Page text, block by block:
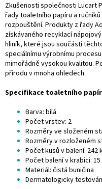
Zkušenosti společnosti Lucart
řady toaletního papíru a
rozpouštění. Produkty z řady
získávaného recyklací
hliník, které jsou součástí
speciálnímu výrobnímu
mimořádně vysokou kvalitou.
přírodu v mnoha ohledech.
Specifikace toaletního
Barva: bílá
Počet vrstev: 2
Rozměry ve složeném
Rozměry v rozloženém
Počet kusů v balení: 242
Počet balení v krabici: 15
Materiál: čistá buničina
Dermatologicky